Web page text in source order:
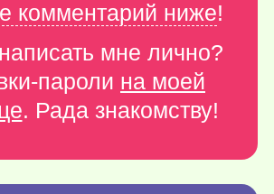
комментарий ниже!
мне лично?
пароли на моей
. Рада знакомству!